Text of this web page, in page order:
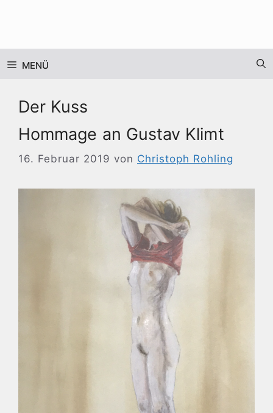
MENÜ
Der Kuss
Hommage an Gustav Klimt
16. Februar 2019 von Christoph Rohling